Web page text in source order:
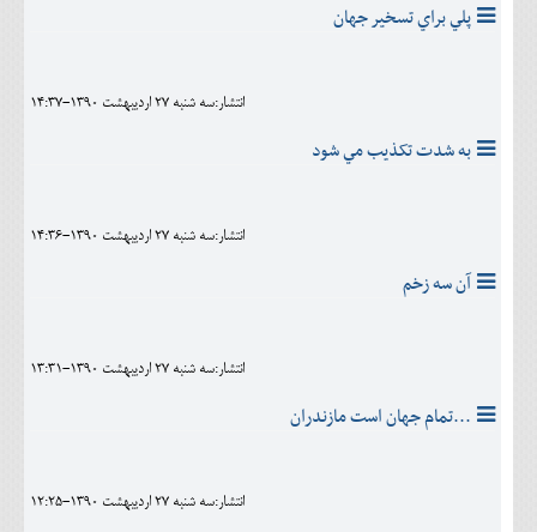
پلي براي تسخير جهان
انتشار:سه شنبه 27 ارديبهشت 1390-14:37
به شدت تکذيب مي شود
انتشار:سه شنبه 27 ارديبهشت 1390-14:36
آن سه زخم
انتشار:سه شنبه 27 ارديبهشت 1390-13:31
...تمام جهان است مازندران
انتشار:سه شنبه 27 ارديبهشت 1390-12:25